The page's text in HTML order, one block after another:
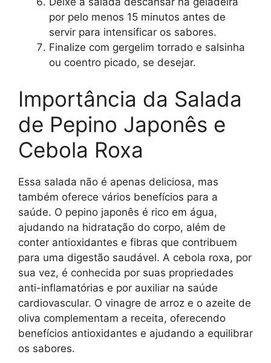
por pelo menos 15 minutos antes de
servir para intensificar os sabores.
Finalize com gergelim torrado e salsinha
ou coentro picado, se desejar.
Importância da Salada
de Pepino Japonês e
Cebola Roxa
Essa salada não é apenas deliciosa, mas
também oferece vários benefícios para a
saúde. O pepino japonês é rico em água,
ajudando na hidratação do corpo, além de
conter antioxidantes e fibras que contribuem
para uma digestão saudável. A cebola roxa, por
sua vez, é conhecida por suas propriedades
anti-inflamatórias e por auxiliar na saúde
cardiovascular. O vinagre de arroz e o azeite de
oliva complementam a receita, oferecendo
benefícios antioxidantes e ajudando a equilibrar
os sabores.